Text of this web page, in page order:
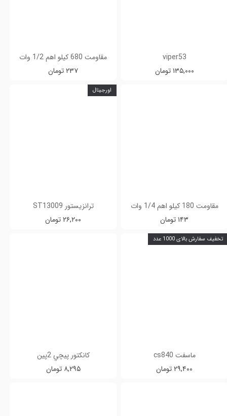
viper53
۱۳۵,۰۰۰ تومان
مقاومت 680 کیلو اهم 1/2 وات
۲۳۷ تومان
مقاومت 180 کیلو اهم 1/4 وات
۱۴۳ تومان
ترانزیستور ST13009
۲۶,۲۰۰ تومان
اورجینال
ماسفت cs840
۲۹,۴۰۰ تومان
تخفیف سفارش بالای 1000 عدد
كانكتور پيچي 2پين
۸,۲۹۵ تومان